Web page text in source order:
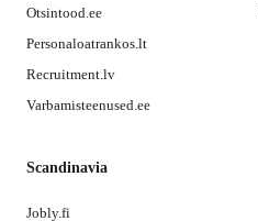
Otsintood.ee
Personaloatrankos.lt
Recruitment.lv
Varbamisteenused.ee
Scandinavia
Jobly.fi